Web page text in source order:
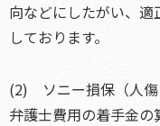
向などにしたがい、
しております。
(2) ソニー損保（人傷
弁護士費用の着手金